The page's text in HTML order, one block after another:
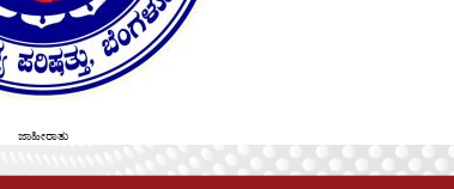
ಜಾಹೀರಾತು